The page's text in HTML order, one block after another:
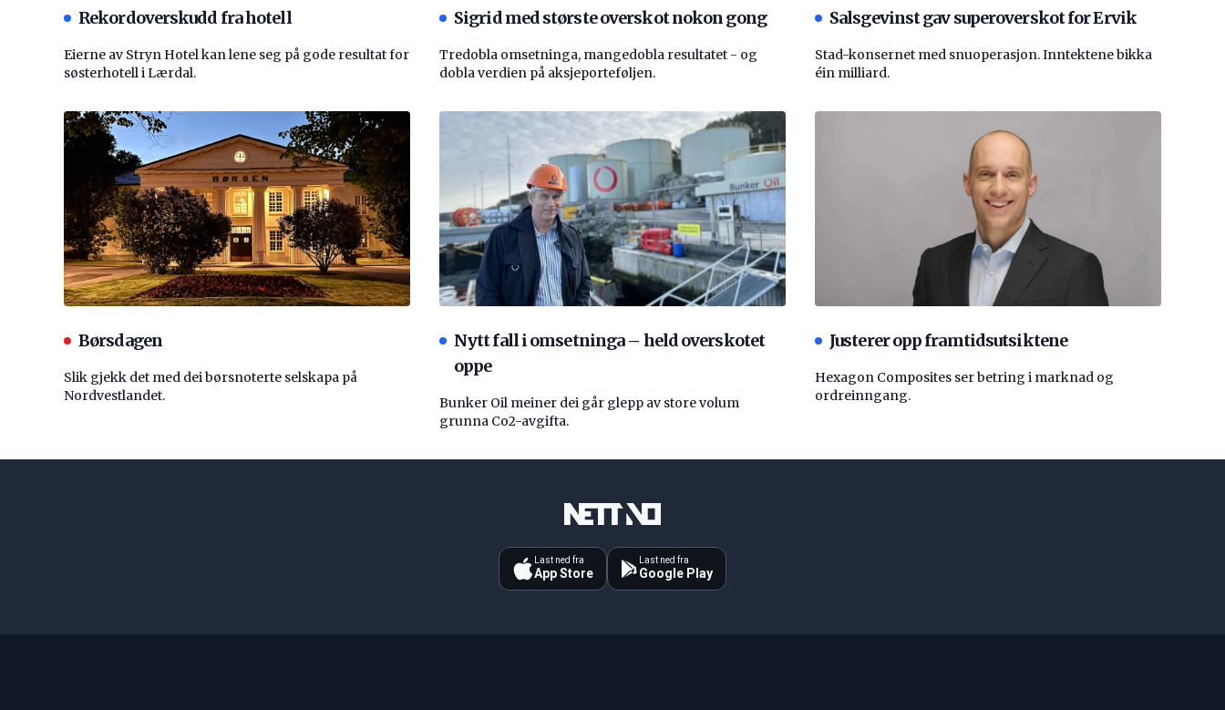
Rekordoverskudd fra hotell
Eierne av Stryn Hotel kan lene seg på gode resultat for
søsterhotell i Lærdal.
Sigrid med største overskot nokon gong
Tredobla omsetninga, mangedobla resultatet - og
dobla verdien på aksjeporteføljen.
Salsgevinst gav superoverskot for Ervik
Stad-konsernet med snuoperasjon. Inntektene bikka
éin milliard.
Børsdagen
Slik gjekk det med dei børsnoterte selskapa på
Nordvestlandet.
Nytt fall i omsetninga – held overskotet
oppe
Bunker Oil meiner dei går glepp av store volum
grunna Co2-avgifta.
Justerer opp framtidsutsiktene
Hexagon Composites ser betring i marknad og
ordreinngang.
Last ned fra
App Store
Last ned fra
Google Play